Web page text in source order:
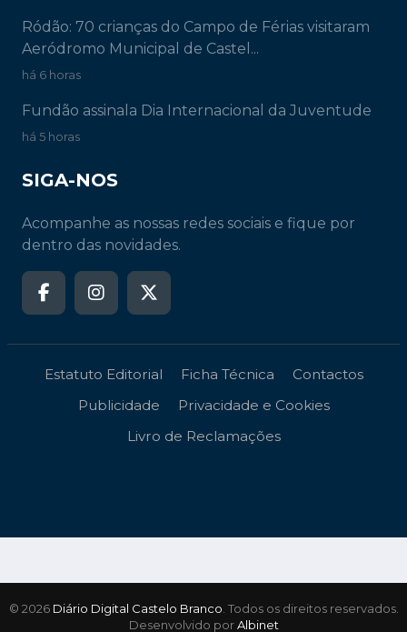
Ródão: 70 crianças do Campo de Férias visitaram
Aeródromo Municipal de Castel...
há 6 horas
Fundão assinala Dia Internacional da Juventude
há 5 horas
SIGA-NOS
Acompanhe as nossas redes sociais e fique por
dentro das novidades.
Estatuto Editorial Ficha Técnica
Contactos
Publicidade
Privacidade e Cookies
Livro de Reclamações
© 2026 Diário Digital Castelo Branco. Todos os direitos reservados.
Desenvolvido porAlbinet